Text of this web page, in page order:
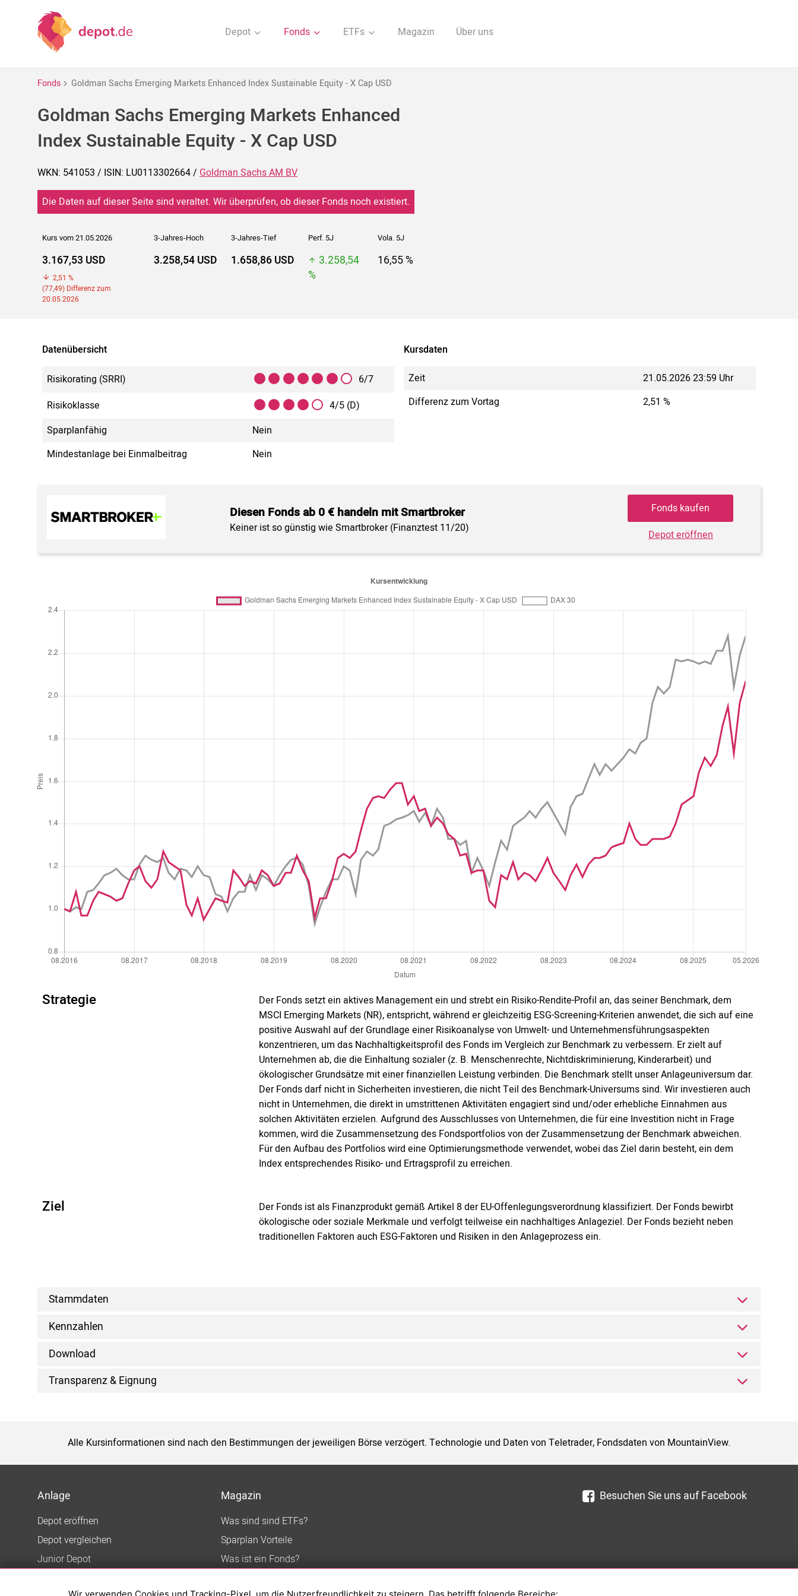
Depot Fonds ETFs Magazin Über uns
Fonds Goldman Sachs Emerging Markets Enhanced Index Sustainable Equity - X Cap USD
Goldman Sachs Emerging Markets Enhanced
Index Sustainable Equity - X Cap USD
WKN: 541053 / ISIN: LU0113302664 / Goldman Sachs AM BV
Die Daten auf dieser Seite sind veraltet. Wir überprüfen, ob dieser Fonds noch existiert.
Kurs vom 21.05.2026 3-Jahres-Hoch 3-Jahres-Tief Perf. 5J Vola. 5J
3.167,53 USD
2,51 %
(77,49) Differenz zum
20.05.2026
3.258,54 USD 1.658,86 USD
3.258,54
%
16,55 %
Datenübersicht
Risikorating (SRRI)
6/7
Risikoklasse
4/5 (D)
Sparplanfähig
Nein
Mindestanlage bei Einmalbeitrag
Nein
Kursdaten
Zeit
21.05.2026 23:59 Uhr
Differenz zum Vortag
2,51 %
Diesen Fonds ab 0 € handeln mit Smartbroker
Keiner ist so günstig wie Smartbroker (Finanztest 11/20)
Fonds kaufen
Depot eröffnen
Strategie
Der Fonds setzt ein aktives Management ein und strebt ein Risiko-Rendite-Profil an, das seiner Benchmark, dem
MSCI Emerging Markets (NR), entspricht, während er gleichzeitig ESG-Screening-Kriterien anwendet, die sich auf eine
positive Auswahl auf der Grundlage einer Risikoanalyse von Umwelt- und Unternehmensführungsaspekten
konzentrieren, um das Nachhaltigkeitsprofil des Fonds im Vergleich zur Benchmark zu verbessern. Er zielt auf
Unternehmen ab, die die Einhaltung sozialer (z. B. Menschenrechte, Nichtdiskriminierung, Kinderarbeit) und
ökologischer Grundsätze mit einer finanziellen Leistung verbinden. Die Benchmark stellt unser Anlageuniversum dar.
Der Fonds darf nicht in Sicherheiten investieren, die nicht Teil des Benchmark-Universums sind. Wir investieren auch
nicht in Unternehmen, die direkt in umstrittenen Aktivitäten engagiert sind und/oder erhebliche Einnahmen aus
solchen Aktivitäten erzielen. Aufgrund des Ausschlusses von Unternehmen, die für eine Investition nicht in Frage
kommen, wird die Zusammensetzung des Fondsportfolios von der Zusammensetzung der Benchmark abweichen.
Für den Aufbau des Portfolios wird eine Optimierungsmethode verwendet, wobei das Ziel darin besteht, ein dem
Index entsprechendes Risiko- und Ertragsprofil zu erreichen.
Ziel
Der Fonds ist als Finanzprodukt gemäß Artikel 8 der EU-Offenlegungsverordnung klassifiziert. Der Fonds bewirbt
ökologische oder soziale Merkmale und verfolgt teilweise ein nachhaltiges Anlageziel. Der Fonds bezieht neben
traditionellen Faktoren auch ESG-Faktoren und Risiken in den Anlageprozess ein.
Stammdaten
Kennzahlen
Download
Transparenz & Eignung
Alle Kursinformationen sind nach den Bestimmungen der jeweiligen Börse verzögert. Technologie und Daten von Teletrader, Fondsdaten von MountainView.
Anlage
Depot eröffnen
Depot vergleichen
Junior Depot
Magazin
Was sind sind ETFs?
Sparplan Vorteile
Was ist ein Fonds?
Besuchen Sie uns auf Facebook